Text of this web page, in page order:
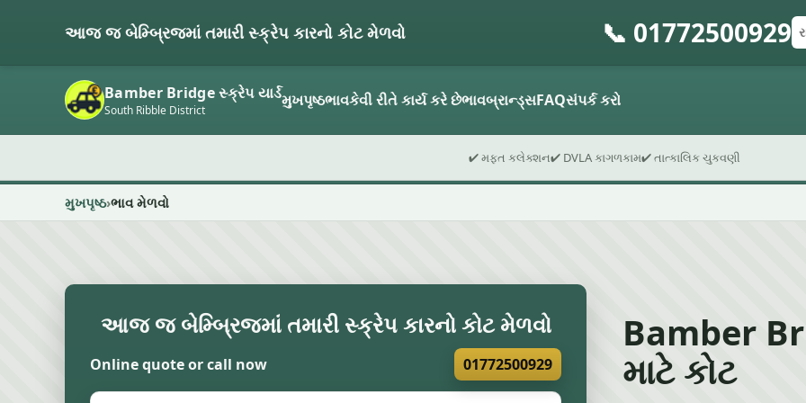
આજ જ બેમ્બ્રિજમાં તમારી સ્ક્રેપ કારનો કોટ મેળવો 📞 01772500929
Bamber Bridge સ્ક્રેપ યાર્ડ
South Ribble District મુખપૃષ્ઠભાવકેવી રીતે કાર્ય કરે છેભાવબ્રાન્ડ્સFAQસંપર્ક કરો
✔ મફત કલેક્શન✔ DVLA કાગળકામ✔ તાત્કાલિક ચુકવણી
મુખપૃષ્ઠ ભાવ મેળવો
આજ જ બેમ્બ્રિજમાં તમારી સ્ક્રેપ કારનો કોટ મેળવો
Online quote or call now 01772500929
Bamber
માટે કોટ